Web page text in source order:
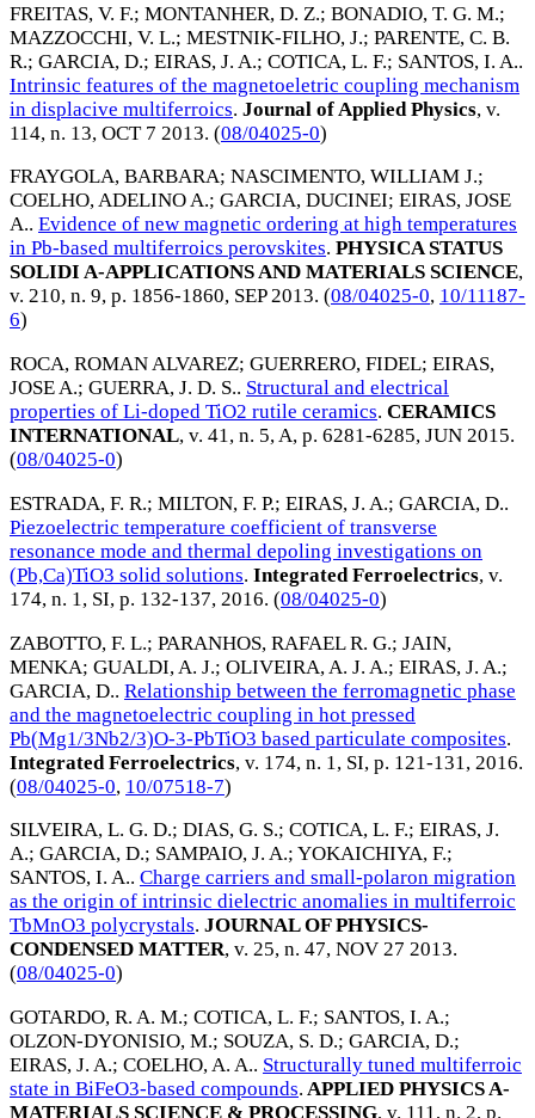
FREITAS, V. F.; MONTANHER, D. Z.; BONADIO, T. G. M.;
MAZZOCCHI, V. L.; MESTNIK-FILHO, J.; PARENTE, C. B.
R.; GARCIA, D.; EIRAS, J. A.; COTICA, L. F.; SANTOS, I. A..
Intrinsic features of the magnetoeletric coupling mechanism
in displacive multiferroics. Journal of Applied Physics, v.
114, n. 13, OCT 7 2013. (08/04025-0)
FRAYGOLA, BARBARA; NASCIMENTO, WILLIAM J.;
COELHO, ADELINO A.; GARCIA, DUCINEI; EIRAS, JOSE
A.. Evidence of new magnetic ordering at high temperatures
in Pb-based multiferroics perovskites. PHYSICA STATUS
SOLIDI A-APPLICATIONS AND MATERIALS SCIENCE,
v. 210, n. 9, p. 1856-1860, SEP 2013. (08/04025-0, 10/11187-
6)
ROCA, ROMAN ALVAREZ; GUERRERO, FIDEL; EIRAS,
JOSE A.; GUERRA, J. D. S.. Structural and electrical
properties of Li-doped TiO2 rutile ceramics. CERAMICS
INTERNATIONAL, v. 41, n. 5, A, p. 6281-6285, JUN 2015.
(08/04025-0)
ESTRADA, F. R.; MILTON, F. P.; EIRAS, J. A.; GARCIA, D..
Piezoelectric temperature coefficient of transverse
resonance mode and thermal depoling investigations on
(Pb,Ca)TiO3 solid solutions. Integrated Ferroelectrics, v.
174, n. 1, SI, p. 132-137, 2016. (08/04025-0)
ZABOTTO, F. L.; PARANHOS, RAFAEL R. G.; JAIN,
MENKA; GUALDI, A. J.; OLIVEIRA, A. J. A.; EIRAS, J. A.;
GARCIA, D.. Relationship between the ferromagnetic phase
and the magnetoelectric coupling in hot pressed
Pb(Mg1/3Nb2/3)O-3-PbTiO3 based particulate composites.
Integrated Ferroelectrics, v. 174, n. 1, SI, p. 121-131, 2016.
(08/04025-0, 10/07518-7)
SILVEIRA, L. G. D.; DIAS, G. S.; COTICA, L. F.; EIRAS, J.
A.; GARCIA, D.; SAMPAIO, J. A.; YOKAICHIYA, F.;
SANTOS, I. A.. Charge carriers and small-polaron migration
as the origin of intrinsic dielectric anomalies in multiferroic
TbMnO3 polycrystals. JOURNAL OF PHYSICS-
CONDENSED MATTER, v. 25, n. 47, NOV 27 2013.
(08/04025-0)
GOTARDO, R. A. M.; COTICA, L. F.; SANTOS, I. A.;
OLZON-DYONISIO, M.; SOUZA, S. D.; GARCIA, D.;
EIRAS, J. A.; COELHO, A. A.. Structurally tuned multiferroic
state in BiFeO3-based compounds. APPLIED PHYSICS A-
MATERIALS SCIENCE & PROCESSING, v. 111, n. 2, p.